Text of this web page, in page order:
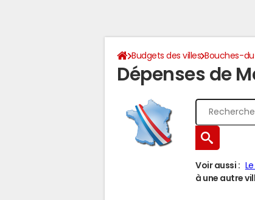
Budgets des villes Bouches-
Dépenses de
Voir aussi :
à une autre